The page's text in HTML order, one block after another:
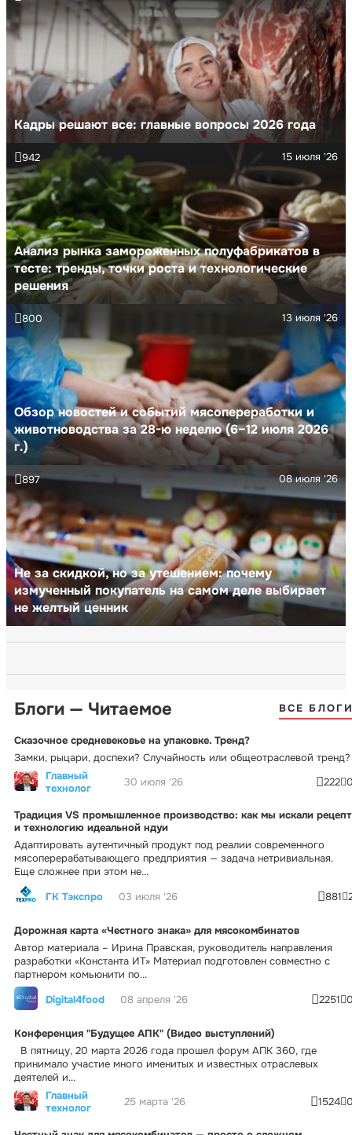
Кадры решают все: главные вопросы 2026 года
Анализ рынка замороженных полуфабрикатов в
тесте: тренды, точки роста и технологические
решения
15 июля '26
942
Обзор новостей и событий мясопереработки и
животноводства за 28-ю неделю (6–12 июля 2026
г.)
13 июля '26
800
Не за скидкой, но за утешением: почему
измученный покупатель на самом деле выбирает
не желтый ценник
08 июля '26
897
Блоги — Читаемое ВСЕ
Сказочное средневековье на упаковке. Тренд?
Замки, рыцари, доспехи? Случайность или общеотраслевой тренд?
Главный
технолог
30 июля '26 222
Традиция VS промышленное производство: как мы искали рецепт
и технологию идеальной ндуи
Адаптировать аутентичный продукт под реалии современного
мясоперерабатывающего предприятия — задача нетривиальная.
Еще сложнее при этом не...
ГК Тэкспро
03 июля '26 881
Дорожная карта «Честного знака» для мясокомбинатов
Автор материала – Ирина Правская, руководитель направления
разработки «Константа ИТ» Материал подготовлен совместно с
партнером комьюнити по...
Digital4food
08 апреля '26 2251
Конференция "Будущее АПК" (Видео выступлений)
В пятницу, 20 марта 2026 года прошел форум АПК 360, где
принимало участие много именитых и известных отраслевых
деятелей и...
Главный
технолог
25 марта '26 1524